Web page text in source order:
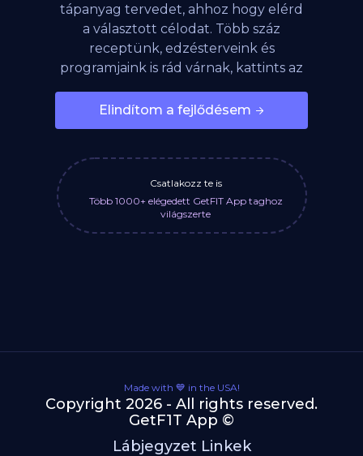
tápanyag tervedet, ahhoz hogy elérd
a választott célodat. Több száz
receptünk, edzésterveink és
programjaink is rád várnak, kattints az
Elindítom a fejlődésem
Csatlakozz te is
Több 1000+ elégedett GetFIT App taghoz
világszerte
Made with 💙 in the USA!
Copyright 2026 - All rights reserved.
GetF1T App ©
Lábjegyzet Linkek